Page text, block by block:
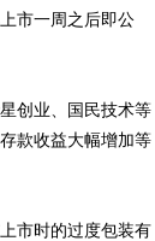
市一周之后即公
创业、国民技术等
款收益大幅增加等
市时的过度包装有